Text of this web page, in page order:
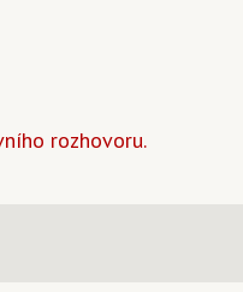
rozhovoru.